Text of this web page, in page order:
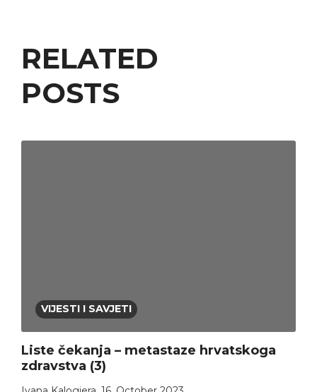
RELATED
POSTS
VIJESTI I SAVJETI
Liste čekanja – metastaze hrvatskoga
zdravstva (3)